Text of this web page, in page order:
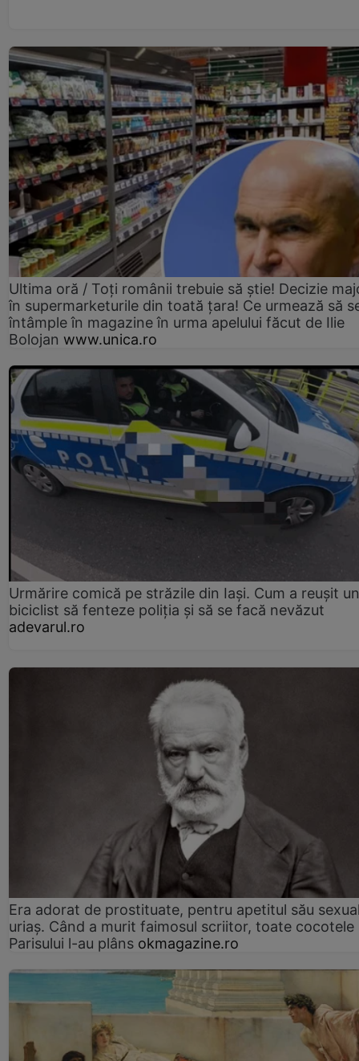
Ultima oră / Toți românii trebuie să știe! Decizie
în supermarketurile din toată țara! Ce urmează să
întâmple în magazine în urma apelului făcut de Ilie
Bolojan www.unica.ro
Urmărire comică pe străzile din Iași. Cum a reușit un
biciclist să fenteze poliția și să se facă nevăzut
adevarul.ro
Era adorat de prostituate, pentru apetitul său
uriaș. Când a murit faimosul scriitor, toate cocotele
Parisului l-au plâns okmagazine.ro